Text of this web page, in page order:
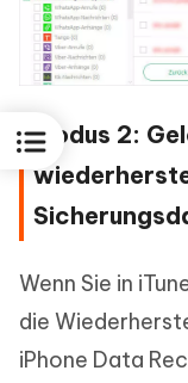
Modus 2:
Wenn Sie in
die
iPhone Data